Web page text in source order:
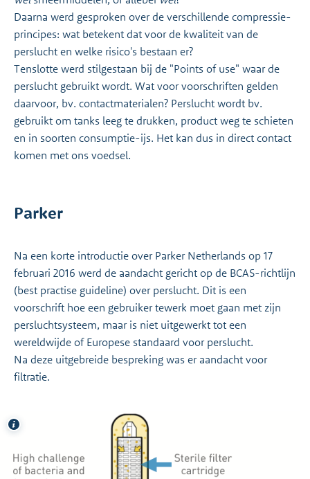
Daarna werd gesproken over de verschillende compressie-
principes: wat betekent dat voor de kwaliteit van de
perslucht en welke risico's bestaan er?
Tenslotte werd stilgestaan bij de "Points of use" waar de
perslucht gebruikt wordt. Wat voor voorschriften gelden
daarvoor, bv. contactmaterialen? Perslucht wordt bv.
gebruikt om tanks leeg te drukken, product weg te schieten
en in soorten consumptie-ijs. Het kan dus in direct contact
komen met ons voedsel.
Parker
Na een korte introductie over Parker Netherlands op 17
februari 2016 werd de aandacht gericht op de BCAS-richtlijn
(best practise guideline) over perslucht. Dit is een
voorschrift hoe een gebruiker tewerk moet gaan met zijn
persluchtsysteem, maar is niet uitgewerkt tot een
wereldwijde of Europese standaard voor perslucht.
Na deze uitgebreide bespreking was er aandacht voor
filtratie.